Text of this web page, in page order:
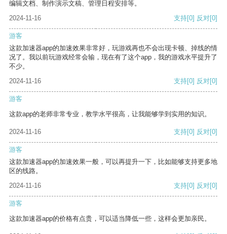
编辑文档、制作演示文稿、管理日程安排等。
2024-11-16
支持[0] 反对[0]
游客
这款加速器app的加速效果非常好，玩游戏再也不会出现卡顿、掉线的情
况了。我以前玩游戏经常会输，现在有了这个app，我的游戏水平提升了
不少。
2024-11-16
支持[0] 反对[0]
游客
这款app的老师非常专业，教学水平很高，让我能够学到实用的知识。
2024-11-16 支持[0] 反对[0]
游客
这款加速器app的加速效果一般，可以再提升一下，比如能够支持更多地
区的线路。
2024-11-16
支持[0] 反对[0]
游客
这款加速器app的价格有点贵，可以适当降低一些，这样会更加亲民。